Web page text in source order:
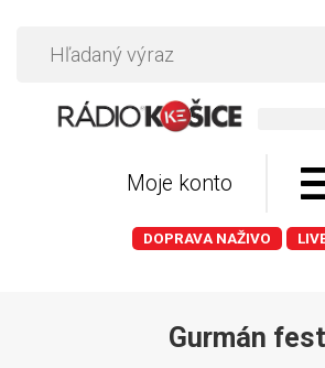
Moje konto
DOPRAVA NAŽIVO
Gurmán fest